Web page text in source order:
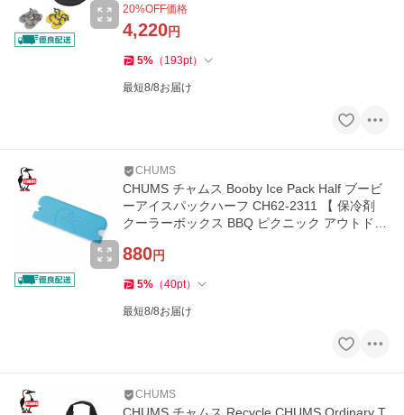
20%OFF価格
4,220円
5% （ 193pt）
最短8/8お届け
CHUMS
CHUMS チャムス Booby Ice Pack Half ブービ
ーアイスパックハーフ CH62-2311 【 保冷剤
クーラーボックス BBQ ピクニック アウトドア
880円
5% （40pt）
最短8/8お届け
CHUMS